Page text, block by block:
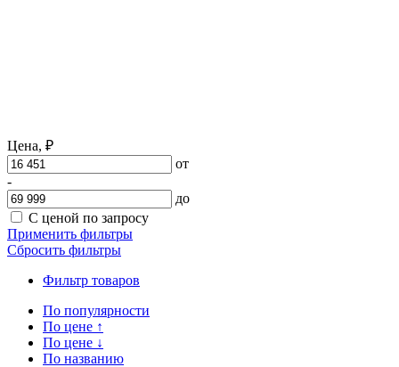
Цена, ₽
от
-
до
С ценой по запросу
Применить фильтры
Сбросить фильтры
Фильтр товаров
По популярности
По цене ↑
По цене ↓
По названию